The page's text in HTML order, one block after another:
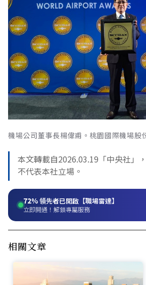
機場公司董事長楊偉甫。桃園國際機場股
本文轉載自2026.03.19「中央社」
不代表本社立場。
72%領先者已開啟【職場雷達】
立即開通！解鎖專屬服務
相關文章